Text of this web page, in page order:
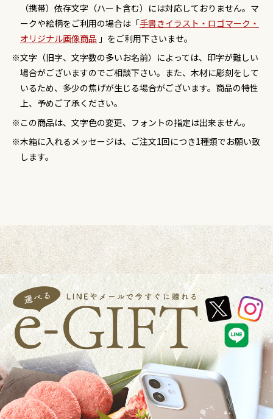
（携帯）依存文字（ハート含む）には対応しておりません。マ
ークや絵柄をご利用の場合は「手書きイラスト・ロゴマーク・
オリジナル画像商品 」をご利用下さいませ。
文字（旧字、文字数の多いお名前）によっては、印字が難しい
場合がございますのでご相談下さい。また、木材に彫刻をして
いるため、多少の焦げが生じる場合がございます。商品の特性
上、予めご了承ください。
この商品は、文字色の変更、フォントの指定は出来ません。
木箱に入れるメッセージは、ご注文1回につき1種類でお願い致
します。